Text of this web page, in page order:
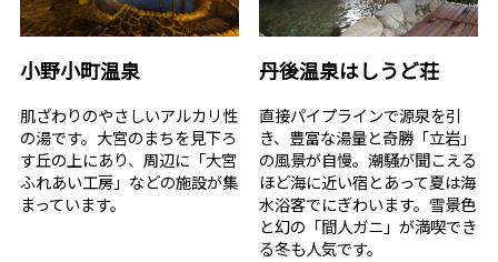
小野小町温泉
肌ざわりのやさしいアルカリ性
の湯です。大宮のまちを見下ろ
す丘の上にあり、周辺に「大宮
ふれあい工房」などの施設が集
まっています。
丹後温泉はしうど荘
直接パイプラインで源泉を引
き、豊富な湯量と奇勝「立岩」
の風景が自慢。潮騒が聞こえる
ほど海に近い宿とあって夏は海
水浴客でにぎわいます。雪景色
と幻の「間人ガニ」が満喫でき
る冬も人気です。